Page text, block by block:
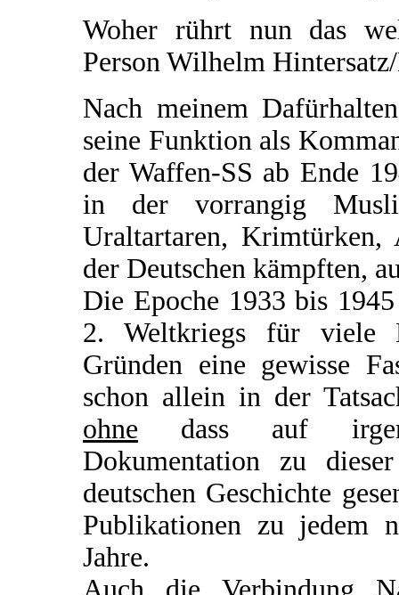
Woher rührt nun das
Person Wilhelm
Nach meinem
seine Funktion als
der Waffen-SS ab Ende
in der vorrangig
Uraltartaren, Krimtürken,
der Deutschen kämpften,
Die Epoche 1933 bis
2. Weltkriegs für viele
Gründen eine gewisse
schon allein in der
ohne dass auf
Dokumentation zu
deutschen Geschichte
Publikationen zu jedem
Jahre.